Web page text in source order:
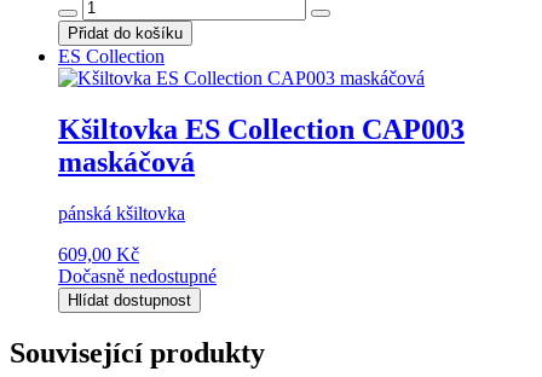
Přidat do košíku
ES Collection
Kšiltovka ES Collection CAP003
maskáčová
pánská kšiltovka
609,00 Kč
Dočasně nedostupné
Hlídat dostupnost
Související produkty